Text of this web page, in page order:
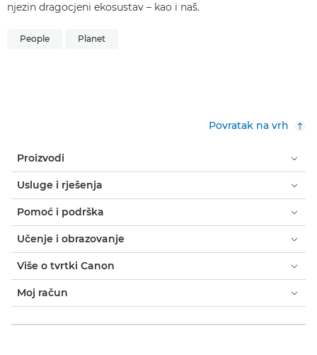
njezin dragocjeni ekosustav – kao i naš.
People Planet
Povratak na vrh
Proizvodi
Usluge i rješenja
Pomoć i podrška
Učenje i obrazovanje
Više o tvrtki Canon
Moj račun